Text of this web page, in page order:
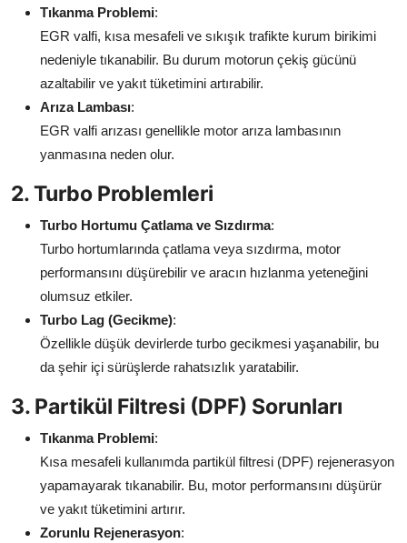
Tıkanma Problemi:
EGR valfi, kısa mesafeli ve sıkışık trafikte kurum birikimi
nedeniyle tıkanabilir. Bu durum motorun çekiş gücünü
azaltabilir ve yakıt tüketimini artırabilir.
Arıza Lambası:
EGR valfi arızası genellikle motor arıza lambasının
yanmasına neden olur.
2. Turbo Problemleri
Turbo Hortumu Çatlama ve Sızdırma:
Turbo hortumlarında çatlama veya sızdırma, motor
performansını düşürebilir ve aracın hızlanma yeteneğini
olumsuz etkiler.
Turbo Lag (Gecikme):
Özellikle düşük devirlerde turbo gecikmesi yaşanabilir, bu
da şehir içi sürüşlerde rahatsızlık yaratabilir.
3. Partikül Filtresi (DPF) Sorunları
Tıkanma Problemi:
Kısa mesafeli kullanımda partikül filtresi (DPF) rejenerasyon
yapamayarak tıkanabilir. Bu, motor performansını düşürür
ve yakıt tüketimini artırır.
Zorunlu Rejenerasyon: